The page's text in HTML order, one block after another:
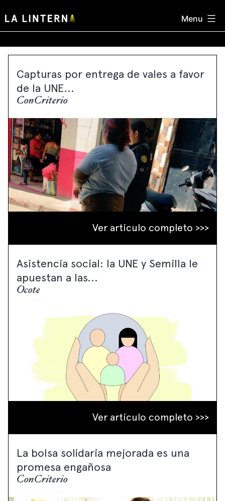
to
Menu
Capturas por entrega de vales a favor
de la UNE...
ConCriterio
Ver artículo completo >>>
Asistencia social: la UNE y Semilla le
apuestan a las...
Ocote
Ver artículo completo >>>
La bolsa solidaria mejorada es una
promesa engañosa
ConCriterio